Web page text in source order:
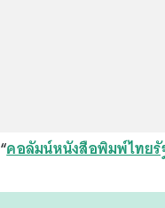
คอลัมน์หนังสือพิมพ์ไทยรั